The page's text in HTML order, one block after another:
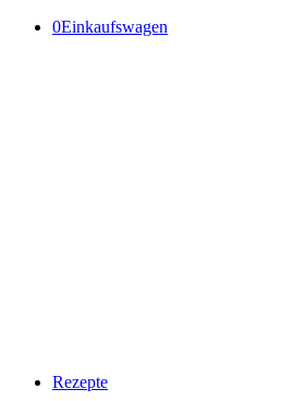
0Einkaufswagen
Rezepte